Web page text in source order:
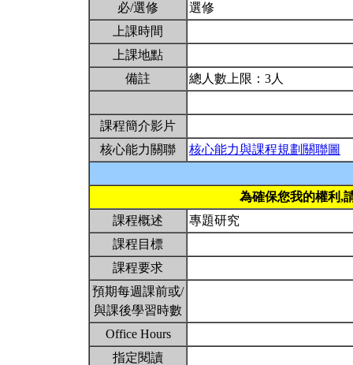
必/選修
選修
上課時間
上課地點
備註
總人數上限：3人
課程簡介影片
核心能力關聯
核心能力與課程規劃關聯圖
為確保您我的權利,
課程概述
專題研究
課程目標
課程要求
預期每週課前或/
與課後學習時數
Office Hours
指定閱讀